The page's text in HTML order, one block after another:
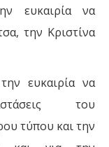
ευκαιρία να
την Κριστίνα
ευκαιρία να
του
τύπου και την